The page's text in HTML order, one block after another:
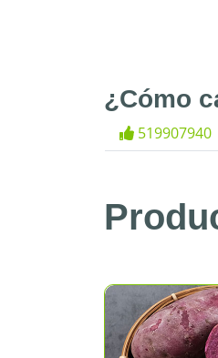
¿Cómo
519907940